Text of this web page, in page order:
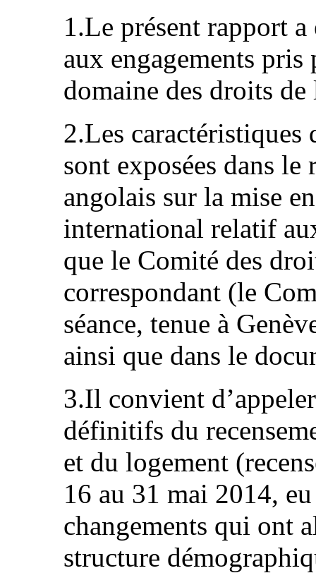
1.Le présent rapport
aux engagements pris
domaine des droits de
2.Les
sont exposées dans
angolais sur la mise
international relatif
que le Comité des
correspondant (le
séance, tenue à
ainsi que dans le
3.Il convient
définitifs du
et du logement
16 au 31 mai 2014,
changements qui ont
structure